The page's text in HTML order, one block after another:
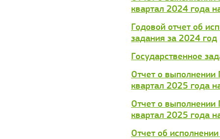
квартал 2024 года
Годовой отчет об
задания за 2024 год
Государственное
Отчет о выполнении
квартал 2025 года
Отчет о выполнении
квартал 2025 года
Отчет об